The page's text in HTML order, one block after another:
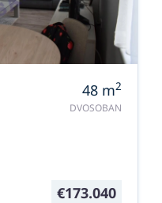
48 m2
DVOSOBAN
€173.040